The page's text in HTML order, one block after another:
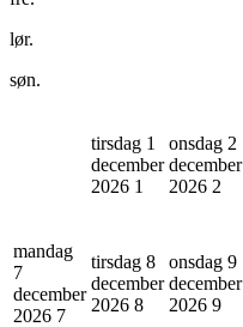
lør.
søn.
tirsdag 1
december
2026 1
onsdag 2
december
2026 2
mandag
7
december
2026 7
tirsdag 8
december
2026 8
onsdag 9
december
2026 9